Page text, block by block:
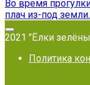
Во время
плач из-под
2021 "Ёлки
Политика